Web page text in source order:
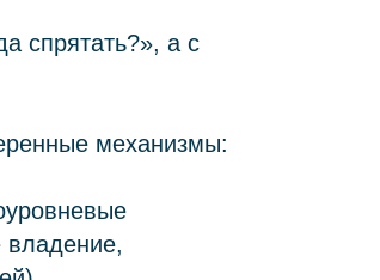
спрятать?», а с
механизмы:
владение,